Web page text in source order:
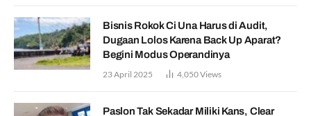
Bisnis Rokok Ci Una Harus di Audit,
Dugaan Lolos Karena Back Up Aparat?
Begini Modus Operandinya
23 April 2025 4,050Views
Paslon Tak Sekadar Miliki Kans, Clear